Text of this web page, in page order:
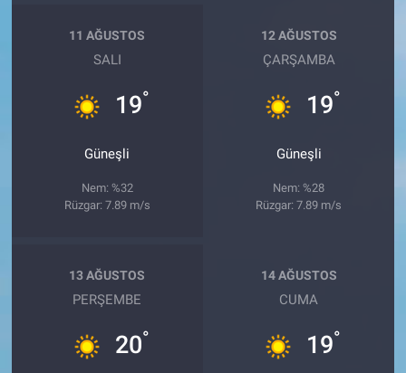
11 AĞUSTOS
SALI
19°
Güneşli
Nem: %32
Rüzgar: 7.89 m/s
12 AĞUSTOS
ÇARŞAMBA
19°
Güneşli
Nem: %28
Rüzgar: 7.89 m/s
13 AĞUSTOS
PERŞEMBE
20°
14 AĞUSTOS
CUMA
19°